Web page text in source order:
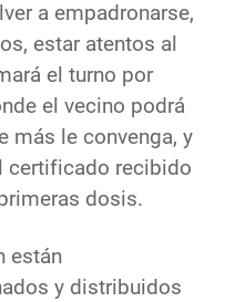
a empadronarse,
estar atentos al
el turno por
el vecino podrá
más le convenga, y
certificado recibido
dosis.
están
y distribuidos